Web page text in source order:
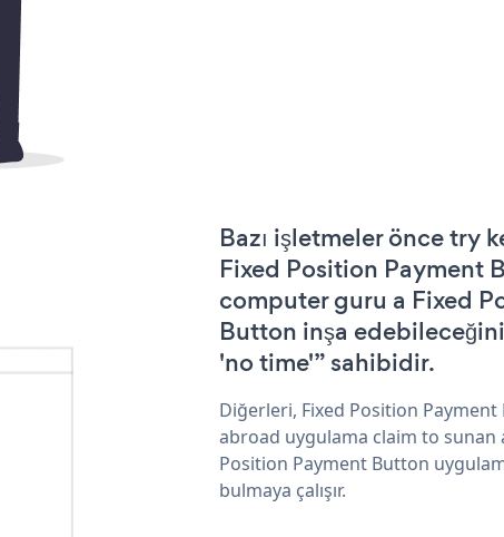
Bazı işletmeler önce try
Fixed Position Payment
computer guru a Fixed
Button inşa
'no time'” sahibidir.
Diğerleri, Fixed Position
abroad uygulama claim to sunan
Position Payment Button
bulmaya çalışır.